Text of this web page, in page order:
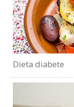
Dieta diabete